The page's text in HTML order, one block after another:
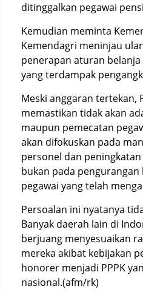
ditinggalkan pegawai
Kemudian meminta
Kemendagri meninjau
penerapan aturan
yang terdampak
Meski anggaran tertekan,
memastikan tidak akan
maupun pemecatan
akan difokuskan pada
personel dan
bukan pada pengurangan
pegawai yang telah
Persoalan ini nyatanya
Banyak daerah lain di
berjuang menyesuaikan
mereka akibat kebijakan
honorer menjadi PPPK
nasional.(afm/rk)